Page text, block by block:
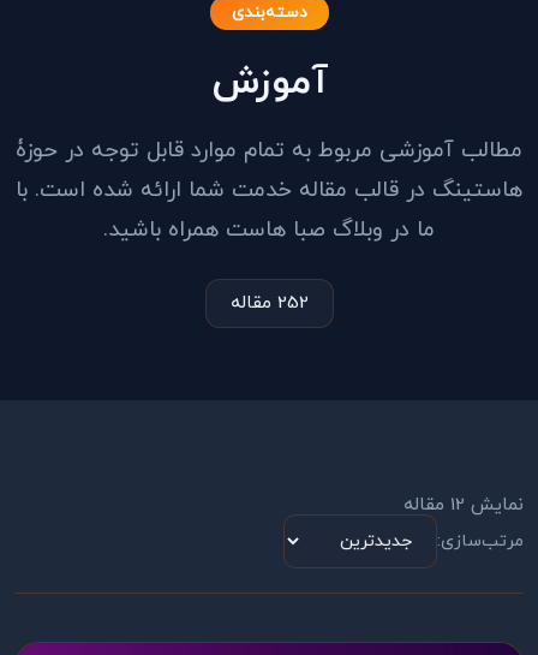
دسته‌بندی
آموزش
مطالب آموزشی مربوط به تمام موارد قابل توجه در حوزۀ
هاستینگ در قالب مقاله خدمت شما ارائه شده است. با
ما در وبلاگ صبا هاست همراه باشید.
252 مقاله
نمایش 12 مقاله
مرتب‌سازی: